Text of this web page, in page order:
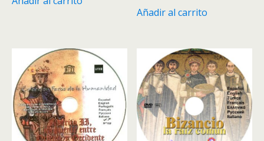
Añadir al carrito